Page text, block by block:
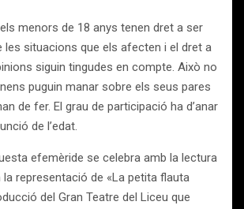
menors de 18 anys tenen dret a ser
situacions que els afecten i el dret a
siguin tingudes en compte. Això no
puguin manar sobre els seus pares
de fer. El grau de participació ha d’anar
de l’edat.
efemèride se celebra amb la lectura
la representació de «La petita flauta
del Gran Teatre del Liceu que